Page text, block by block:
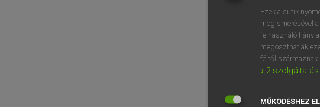
Ezek a sütik
megismerésével
felhasználó hány
megoszthatják
féltől származnak.
↓ 2 szolgáltatás
MŰKÖDÉSHEZ